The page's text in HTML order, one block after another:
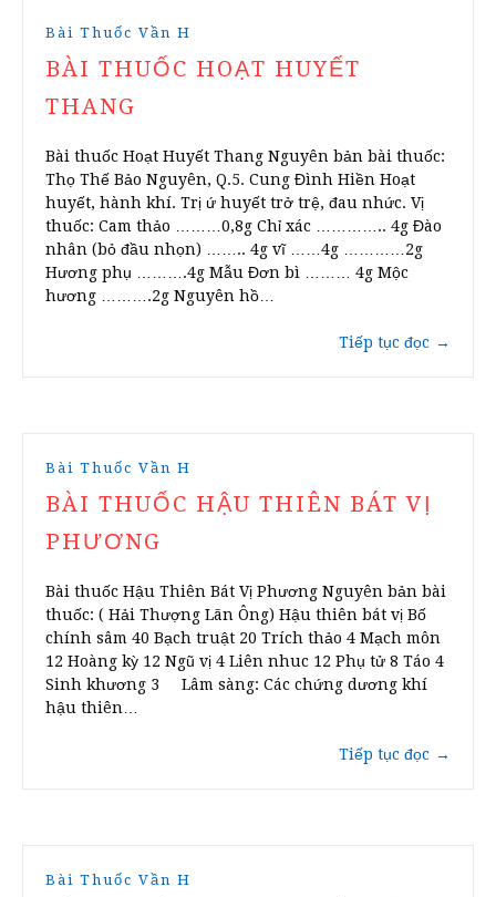
Bài Thuốc Vần H
BÀI THUỐC HOẠT HUYẾT
THANG
Bài thuốc Hoạt Huyết Thang Nguyên bản bài thuốc:
Thọ Thế Bảo Nguyên, Q.5. Cung Đình Hiền Hoạt
huyết, hành khí. Trị ứ huyết trở trệ, đau nhức. Vị
thuốc: Cam thảo ………0,8g Chỉ xác ………….. 4g Đào
nhân (bỏ đầu nhọn) …….. 4g vĩ ……4g …………2g
Hương phụ ……….4g Mẫu Đơn bì ……… 4g Mộc
hương ……….2g Nguyên hồ…
Tiếp tục đọc →
Bài Thuốc Vần H
BÀI THUỐC HẬU THIÊN BÁT VỊ
PHƯƠNG
Bài thuốc Hậu Thiên Bát Vị Phương Nguyên bản bài
thuốc: ( Hải Thượng Lãn Ông) Hậu thiên bát vị Bố
chính sâm 40 Bạch truật 20 Trích thảo 4 Mạch môn
12 Hoàng kỳ 12 Ngũ vị 4 Liên nhuc 12 Phụ tử 8 Táo 4
Sinh khương 3 Lâm sàng: Các chứng dương khí
hậu thiên…
Tiếp tục đọc →
Bài Thuốc Vần H